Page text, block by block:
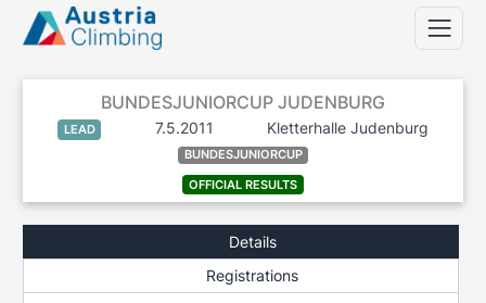
BUNDESJUNIORCUP JUDENBURG
LEAD 7.5.2011 Kletterhalle Judenburg
BUNDESJUNIORCUP
OFFICIAL RESULTS
Details
Registrations